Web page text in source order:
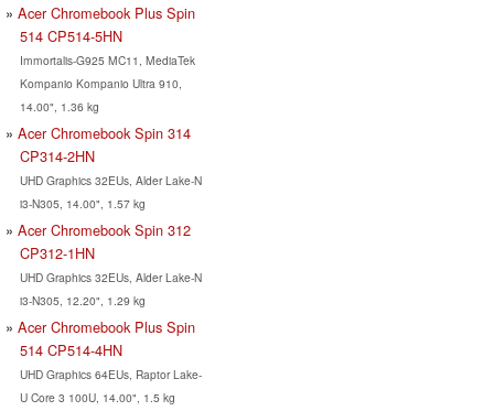
Acer Chromebook Plus Spin
514 CP514-5HN
Immortalis-G925 MC11, MediaTek
Kompanio Kompanio Ultra 910,
14.00", 1.36 kg
Acer Chromebook Spin 314
CP314-2HN
UHD Graphics 32EUs, Alder Lake-N
i3-N305, 14.00", 1.57 kg
Acer Chromebook Spin 312
CP312-1HN
UHD Graphics 32EUs, Alder Lake-N
i3-N305, 12.20", 1.29 kg
Acer Chromebook Plus Spin
514 CP514-4HN
UHD Graphics 64EUs, Raptor Lake-
U Core 3 100U, 14.00", 1.5 kg